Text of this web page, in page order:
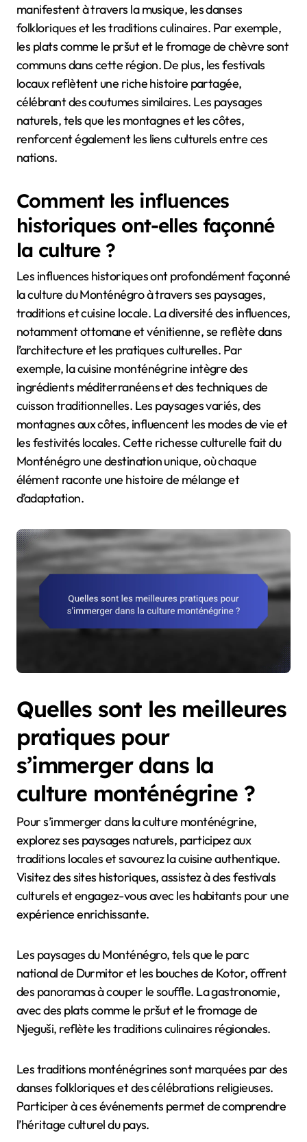
manifestent à travers la musique, les danses
folkloriques et les traditions culinaires. Par exemple,
les plats comme le pršut et le fromage de chèvre sont
communs dans cette région. De plus, les festivals
locaux reflètent une riche histoire partagée,
célébrant des coutumes similaires. Les paysages
naturels, tels que les montagnes et les côtes,
renforcent également les liens culturels entre ces
nations.
Comment les influences
historiques ont-elles façonné
la culture ?
Les influences historiques ont profondément façonné
la culture du Monténégro à travers ses paysages,
traditions et cuisine locale. La diversité des influences,
notamment ottomane et vénitienne, se reflète dans
l’architecture et les pratiques culturelles. Par
exemple, la cuisine monténégrine intègre des
ingrédients méditerranéens et des techniques de
cuisson traditionnelles. Les paysages variés, des
montagnes aux côtes, influencent les modes de vie et
les festivités locales. Cette richesse culturelle fait du
Monténégro une destination unique, où chaque
élément raconte une histoire de mélange et
d’adaptation.
Quelles sont les meilleures
pratiques pour
s’immerger dans la
culture monténégrine ?
Pour s’immerger dans la culture monténégrine,
explorez ses paysages naturels, participez aux
traditions locales et savourez la cuisine authentique.
Visitez des sites historiques, assistez à des festivals
culturels et engagez-vous avec les habitants pour une
expérience enrichissante.
Les paysages du Monténégro, tels que le parc
national de Durmitor et les bouches de Kotor, offrent
des panoramas à couper le souffle. La gastronomie,
avec des plats comme le pršut et le fromage de
Njeguši, reflète les traditions culinaires régionales.
Les traditions monténégrines sont marquées par des
danses folkloriques et des célébrations religieuses.
Participer à ces événements permet de comprendre
l’héritage culturel du pays.